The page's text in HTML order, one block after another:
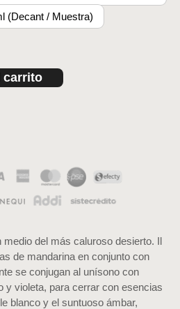
(Decant / Muestra)
carrito
medio del más caluroso desierto. Il
de mandarina en conjunto con
se conjugan al unísono con
y violeta, para cerrar con esencias
blanco y el suntuoso ámbar,